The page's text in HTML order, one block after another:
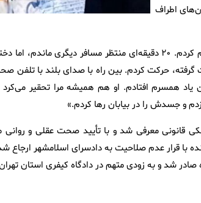
اطراف
او در تحقیقات گفت: «الهه را به عنوان مسافر سوار خودروام کردم. ۲۰ دقیقه‌ای
حرکت کردم. بین راه با صدای بلند با تلفن
همسرم افتادم. او هم همیشه مرا تحقیر می‌کرد
و جسدش را در بیابان رها کردم.»
قانونی معرفی شد و با تأیید صحت عقلی و روانی
با قرار عدم صلاحیت به دادسرای اسلامشهر ارجاع
شد و به زودی متهم در دادگاه کیفری استان